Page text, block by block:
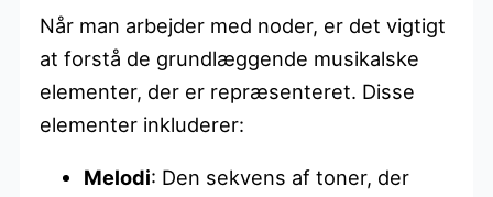
Når man arbejder med noder, er det vigtigt
at forstå de grundlæggende musikalske
elementer, der er repræsenteret. Disse
elementer inkluderer:
Melodi: Den sekvens af toner, der